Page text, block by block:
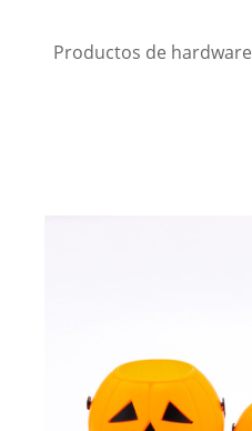
Productos de hardware